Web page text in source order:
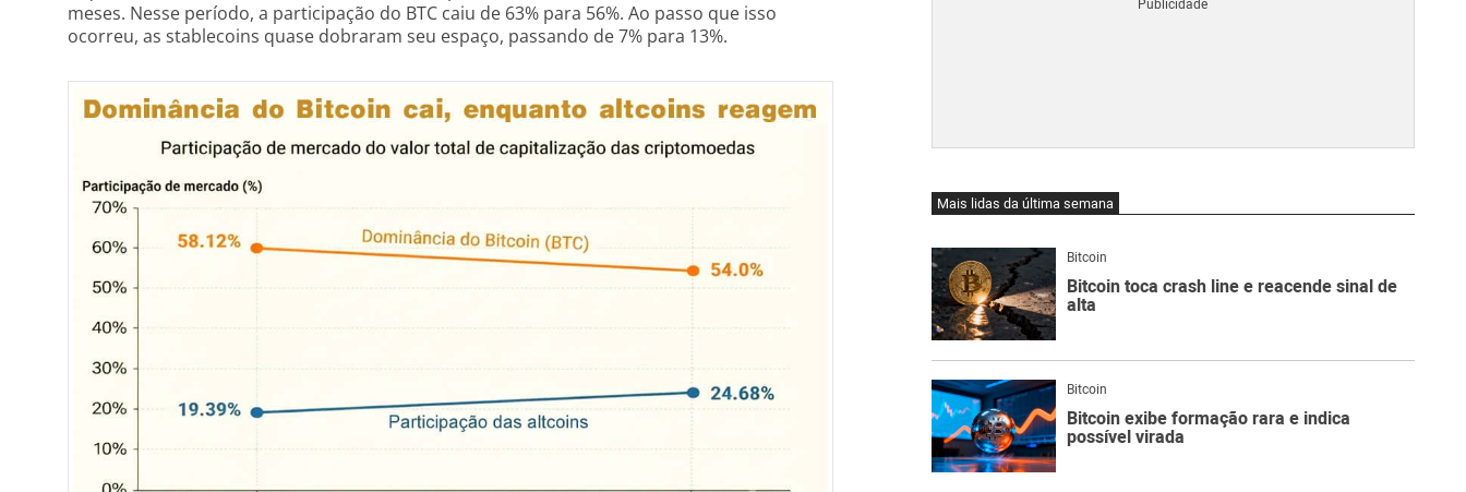
meses. Nesse período, a participação do BTC caiu de 63% para 56%. Ao passo que isso
ocorreu, as stablecoins quase dobraram seu espaço, passando de 7% para 13%.
Mais lidas da última semana
Bitcoin
Bitcoin toca crash line e reacende sinal de
alta
Bitcoin
Bitcoin exibe formação rara e indica
possível virada